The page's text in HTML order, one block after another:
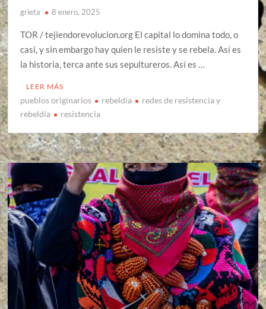
grieta 8 enero, 2025
TOR / tejiendorevolucion.org El capital lo domina todo, o
casi, y sin embargo hay quien le resiste y se rebela. Así es
la historia, terca ante sus sepultureros. Así es …
LEER MÁS
pueblos originarios rebeldía
redes de resistencia y
rebeldía
resistencia